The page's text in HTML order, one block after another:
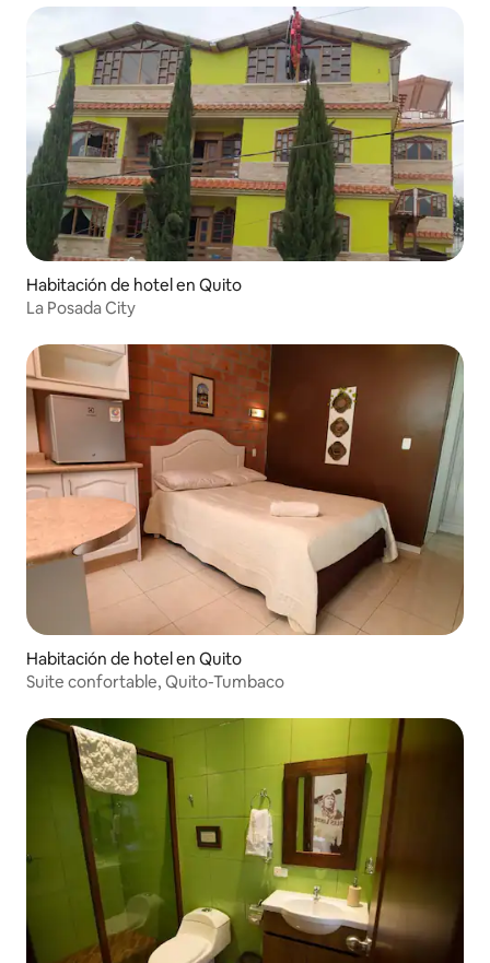
Habitación de hotel en Quito
La Posada City
Habitación de hotel en Quito
Suite confortable, Quito-Tumbaco